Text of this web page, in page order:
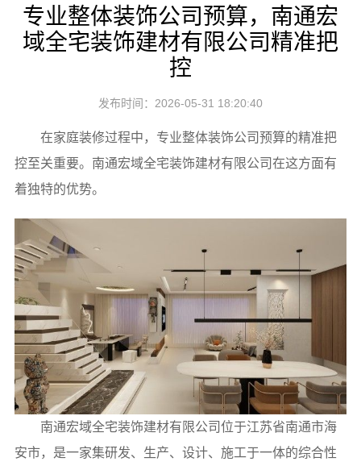
专业整体装饰公司预算，南通宏
域全宅装饰建材有限公司精准把
控
发布时间：2026-05-31 18:20:40
在家庭装修过程中， 专业整体装饰公司预算的精准把
控至关重要。南通宏域全宅装饰建材有限公司在这方面有
着独特的优势。
南通宏域全宅装饰建材有限公司位于江苏省南通市海
安市，是一家集研发、生产、设计、施工于一体的综合性